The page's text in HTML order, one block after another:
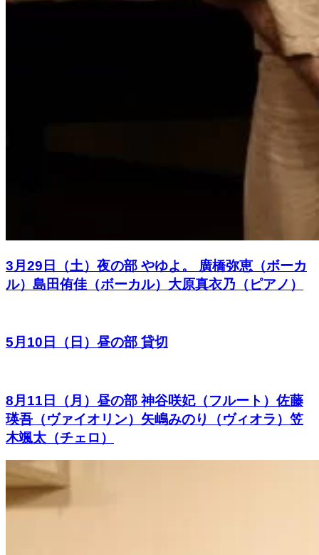
3月29日（土）夜の部 やゆよ。 廣橋弥恵（ボーカ
ル）島田侑佳（ボーカル）大原真衣乃（ピアノ）
5月10日（日）昼の部 貸切
8月11日（月）昼の部 神谷咲妃（フルート）佐藤
瑛吾（ヴァイオリン）矢嶋みのり（ヴィオラ）笠
木颯太（チェロ）